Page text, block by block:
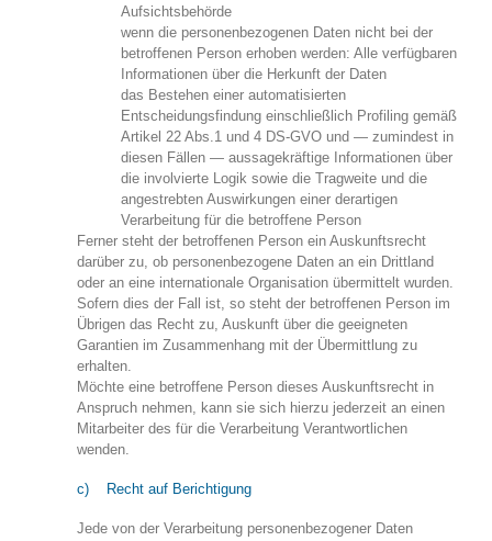
Aufsichtsbehörde
wenn die personenbezogenen Daten nicht bei der
betroffenen Person erhoben werden: Alle verfügbaren
Informationen über die Herkunft der Daten
das Bestehen einer automatisierten
Entscheidungsfindung einschließlich Profiling gemäß
Artikel 22 Abs.1 und 4 DS-GVO und — zumindest in
diesen Fällen — aussagekräftige Informationen über
die involvierte Logik sowie die Tragweite und die
angestrebten Auswirkungen einer derartigen
Verarbeitung für die betroffene Person
Ferner steht der betroffenen Person ein Auskunftsrecht
darüber zu, ob personenbezogene Daten an ein Drittland
oder an eine internationale Organisation übermittelt wurden.
Sofern dies der Fall ist, so steht der betroffenen Person im
Übrigen das Recht zu, Auskunft über die geeigneten
Garantien im Zusammenhang mit der Übermittlung zu
erhalten.
Möchte eine betroffene Person dieses Auskunftsrecht in
Anspruch nehmen, kann sie sich hierzu jederzeit an einen
Mitarbeiter des für die Verarbeitung Verantwortlichen
wenden.
c) Recht auf Berichtigung
Jede von der Verarbeitung personenbezogener Daten